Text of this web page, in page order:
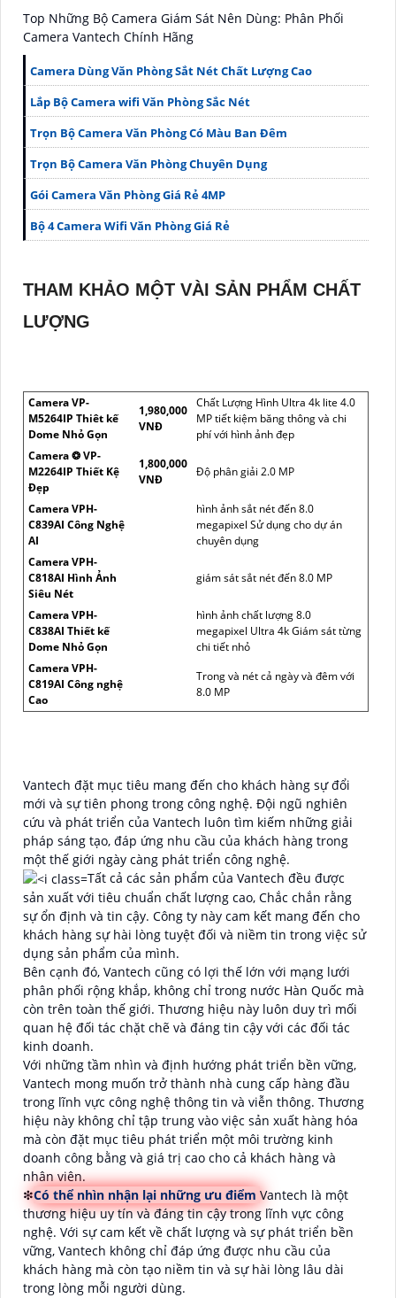
Top Những Bộ Camera Giám Sát Nên Dùng: Phân Phối
Camera Vantech Chính Hãng
Camera Dùng Văn Phòng Sắt Nét Chất Lượng Cao
Lắp Bộ Camera wifi Văn Phòng Sắc Nét
Trọn Bộ Camera Văn Phòng Có Màu Ban Đêm
Trọn Bộ Camera Văn Phòng Chuyên Dụng
Gói Camera Văn Phòng Giá Rẻ 4MP
Bộ 4 Camera Wifi Văn Phòng Giá Rẻ
THAM KHẢO MỘT VÀI SẢN PHẨM CHẤT
LƯỢNG
Camera VP-
M5264IP Thiêt kế
Dome Nhỏ Gọn
1,980,000
VNĐ
Chất Lượng Hình Ultra 4k lite 4.0
MP tiết kiệm băng thông và chi
phí với hình ảnh đẹp
Camera ❂ VP-
M2264IP Thiết Kệ
Đẹp
1,800,000
VNĐ
Độ phân giải 2.0 MP
Camera VPH-
C839AI Công Nghệ
AI
hình ảnh sắt nét đến 8.0
megapixel Sử dụng cho dự án
chuyên dụng
Camera VPH-
C818AI Hình Ảnh
Siêu Nét
giám sát sắt nét đến 8.0 MP
Camera VPH-
C838AI Thiết kế
Dome Nhỏ Gọn
hình ảnh chất lượng 8.0
megapixel Ultra 4k Giám sát từng
chi tiết nhỏ
Camera VPH-
C819AI Công nghệ
Cao
Trong và nét cả ngày và đêm với
8.0 MP
Vantech đặt mục tiêu mang đến cho khách hàng sự đổi
mới và sự tiên phong trong công nghệ. Đội ngũ nghiên
cứu và phát triển của Vantech luôn tìm kiếm những giải
pháp sáng tạo, đáp ứng nhu cầu của khách hàng trong
một thế giới ngày càng phát triển công nghệ.
Tất cả các sản phẩm của Vantech đều được
sản xuất với tiêu chuẩn chất lượng cao, Chắc chắn rằng
sự ổn định và tin cậy. Công ty này cam kết mang đến cho
khách hàng sự hài lòng tuyệt đối và niềm tin trong việc sử
dụng sản phẩm của mình.
Bên cạnh đó, Vantech cũng có lợi thế lớn với mạng lưới
phân phối rộng khắp, không chỉ trong nước Hàn Quốc mà
còn trên toàn thế giới. Thương hiệu này luôn duy trì mối
quan hệ đối tác chặt chẽ và đáng tin cậy với các đối tác
kinh doanh.
Với những tầm nhìn và định hướng phát triển bền vững,
Vantech mong muốn trở thành nhà cung cấp hàng đầu
trong lĩnh vực công nghệ thông tin và viễn thông. Thương
hiệu này không chỉ tập trung vào việc sản xuất hàng hóa
mà còn đặt mục tiêu phát triển một môi trường kinh
doanh công bằng và giá trị cao cho cả khách hàng và
nhân viên.
❇Có thể nhìn nhận lại những ưu điểm Vantech là một
thương hiệu uy tín và đáng tin cậy trong lĩnh vực công
nghệ. Với sự cam kết về chất lượng và sự phát triển bền
vững, Vantech không chỉ đáp ứng được nhu cầu của
khách hàng mà còn tạo niềm tin và sự hài lòng lâu dài
trong lòng mỗi người dùng.